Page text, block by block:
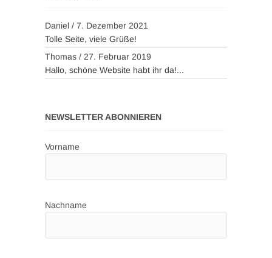
Daniel / 7. Dezember 2021
Tolle Seite, viele Grüße!
Thomas / 27. Februar 2019
Hallo, schöne Website habt ihr da!...
NEWSLETTER ABONNIEREN
Vorname
Nachname